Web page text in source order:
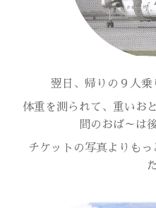
翌日、帰りの９人乗
体重を測られて、重いお
間のおば～は
チケットの写真よりも